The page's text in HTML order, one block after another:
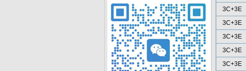
3C+3E
3C+3E
3C+3E
3C+3E
3C+3E